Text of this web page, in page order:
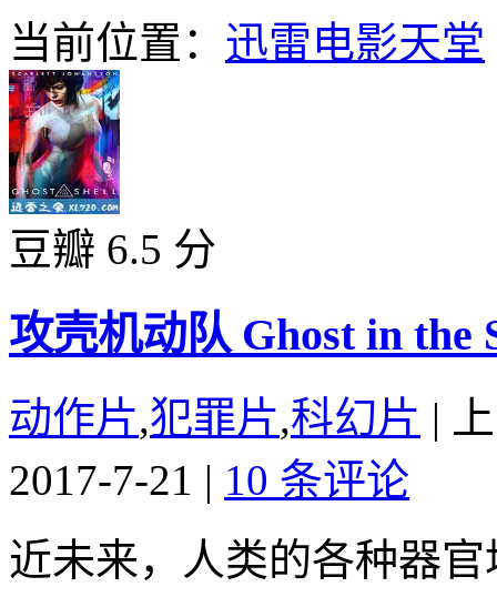
当前位置： 迅雷电影天堂
豆瓣 6.5 分
攻壳机动队 Ghost in the
动作片,犯罪片,科幻片 |
2017-7-21 | 10 条评论
近未来，人类的各种器